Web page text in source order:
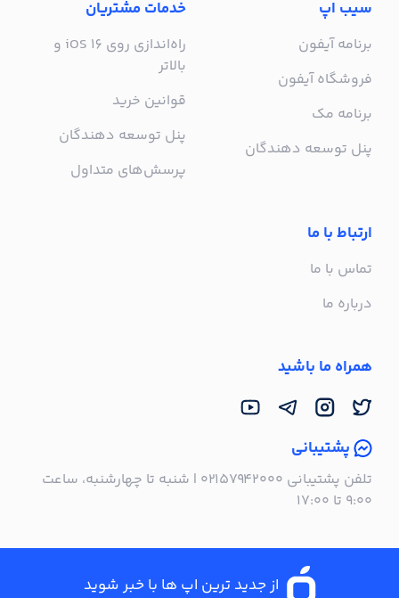
سیب اپ
برنامه آیفون
فروشگاه آیفون
برنامه مک
پنل توسعه دهندگان
خدمات مشتریان
راه‌اندازی روی iOS 16 و
بالاتر
قوانین خرید
پنل توسعه دهندگان
پرسش‌های متداول
ارتباط با ما
تماس با ما
درباره ما
همراه ما باشید
پشتیبانی
تلفن پشتیبانی ۰۲۱۵۷۹۴۲۰۰۰ | شنبه تا چهارشنبه، ساعت
۹:۰۰ تا ۱۷:۰۰
از جدید ترین اپ ها با خبر شوید